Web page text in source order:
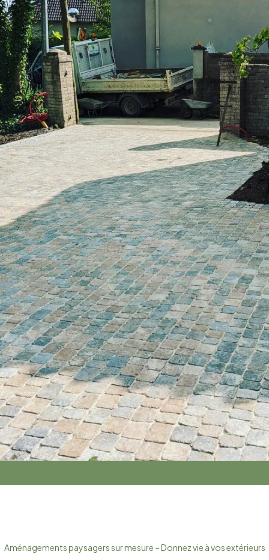
Aménagements paysagers sur mesure – Donnez vie à vos extérieurs